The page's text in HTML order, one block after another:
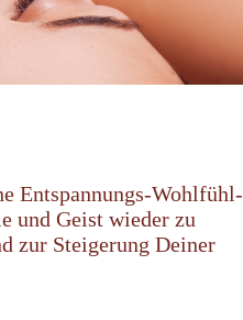
Entspannungs-Wohlfühl-
und Geist wieder zu
zur Steigerung Deiner